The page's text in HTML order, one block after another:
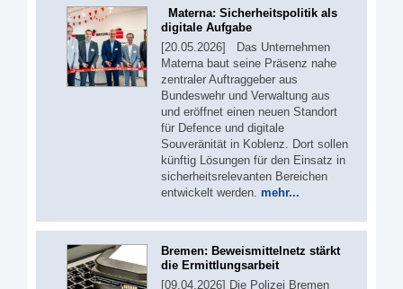
Materna: Sicherheitspolitik als
digitale Aufgabe
[20.05.2026] Das Unternehmen
Materna baut seine Präsenz nahe
zentraler Auftraggeber aus
Bundeswehr und Verwaltung aus
und eröffnet einen neuen Standort
für Defence und digitale
Souveränität in Koblenz. Dort sollen
künftig Lösungen für den Einsatz in
sicherheitsrelevanten Bereichen
entwickelt werden. mehr...
Bremen: Beweismittelnetz stärkt
die Ermittlungsarbeit
[09.04.2026] Die Polizei Bremen